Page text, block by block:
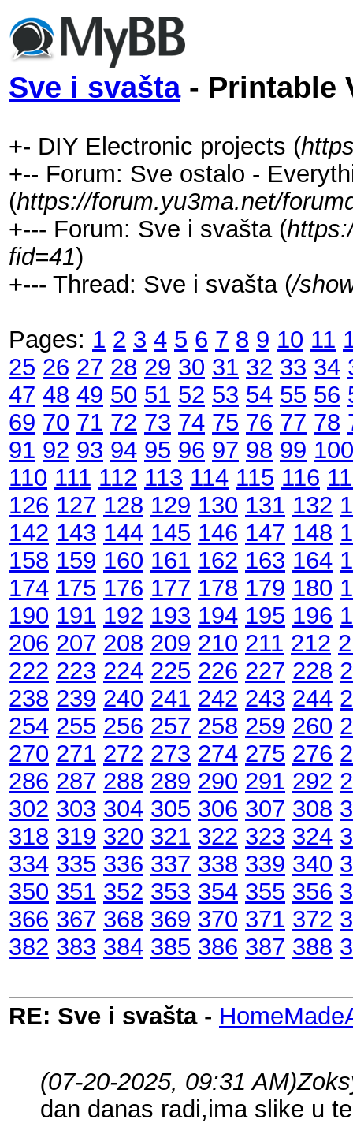
Sve i svašta- Printable
+- DIY Electronic projects (
+-- Forum: Sve ostalo -
(https://forum.yu3ma.net/
+--- Forum: Sve i svašta (
fid=41)
+--- Thread: Sve i svašta (/
Pages: 1 2 3 4 5 6 7 8 9 10 11
25 26 27 28 29 30 31 32 33 34
47 48 49 50 51 52 53 54 55 56
69 70 71 72 73 74 75 76 77 78
91 92 93 94 95 96 97 98 99 100
110 111 112 113 114 115 116
126 127 128 129 130 131 132
142 143 144 145 146 147 148
158 159 160 161 162 163 164
174 175 176 177 178 179 180
190 191 192 193 194 195 196
206 207 208 209 210 211 212
222 223 224 225 226 227 228
238 239 240 241 242 243 244
254 255 256 257 258 259 260
270 271 272 273 274 275 276
286 287 288 289 290 291 292
302 303 304 305 306 307 308
318 319 320 321 322 323 324
334 335 336 337 338 339 340
350 351 352 353 354 355 356
366 367 368 369 370 371 372
382 383 384 385 386 387 388
RE: Sve i svašta-
(07-20-2025, 09:31 AM)
dan danas radi,ima slike u